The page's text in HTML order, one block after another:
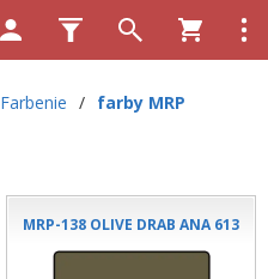
Farbenie / farby MRP
MRP-138 OLIVE DRAB ANA 613